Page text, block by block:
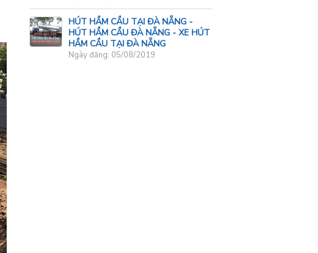
HÚT HẦM CẦU TẠI ĐÀ NẴNG -
HÚT HẦM CẦU ĐÀ NẴNG - XE HÚT
HẦM CẦU TẠI ĐÀ NẴNG
Ngày đăng: 05/08/2019